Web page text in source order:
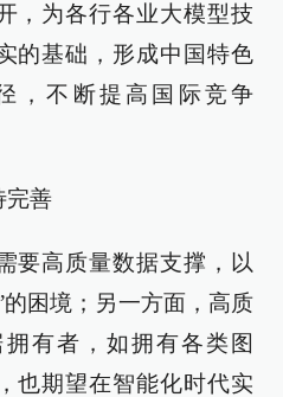
，为各行各业大模型技
的基础，形成中国特色
，不断提高国际竞争
完善
要高质量数据支撑，以
困境；另一方面，高质
有者，如拥有各类图
也期望在智能化时代实